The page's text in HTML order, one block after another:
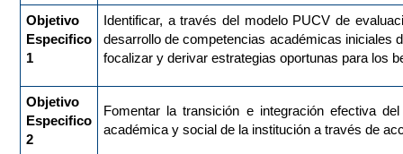
Objetivo
Especifico
1
Identificar, a través del modelo PUCV de
desarrollo de competencias académicas iniciales
focalizar y derivar estrategias oportunas para los
Objetivo
Especifico
2
Fomentar la transición e integración efectiva
académica y social de la institución a través de